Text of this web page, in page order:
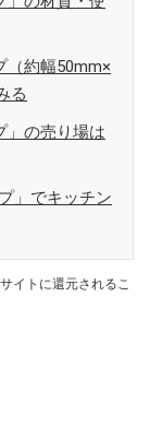
（約幅50mm×
る
」の売り場は
」でキッチン
イトに還元されるこ